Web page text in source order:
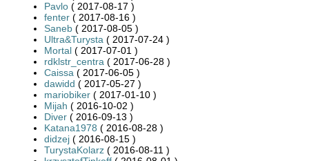
Pavlo ( 2017-08-17 )
fenter ( 2017-08-16 )
Saneb ( 2017-08-05 )
Ultra&Turysta ( 2017-07-24 )
Mortal ( 2017-07-01 )
rdklstr_centra ( 2017-06-28 )
Caissa ( 2017-06-05 )
dawidd ( 2017-05-27 )
mariobiker ( 2017-01-10 )
Mijah ( 2016-10-02 )
Diver ( 2016-09-13 )
Katana1978 ( 2016-08-28 )
didzej ( 2016-08-15 )
TurystaKolarz ( 2016-08-11 )